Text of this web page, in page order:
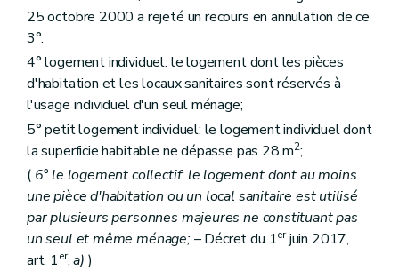
Art. 38
38bis
Art. 39
Art. 40 et 41
Art. 42
Art. 43
Section 2 Des aides à l'équipement d'ensembles de logements
Sous-section première Des aides à l'équipement
Art. 44
Art. 45
Art. 46
Sous-section 2 Des conditions d'octroi et du calcul des aides
Art. 47
Art. 48
25 octobre 2000 a rejeté un recours en annulation de ce
3°.
4° logement individuel: le logement dont les pièces
d'habitation et les locaux sanitaires sont réservés à
l'usage individuel d'un seul ménage;
5° petit logement individuel: le logement individuel dont
la superficie habitable ne dépasse pas 28 m2;
( 6° le logement collectif: le logement dont au moins
une pièce d'habitation ou un local sanitaire est utilisé
par plusieurs personnes majeures ne constituant pas
un seul et même ménage;– Décret du 1erjuin 2017,
art. 1er,a) )